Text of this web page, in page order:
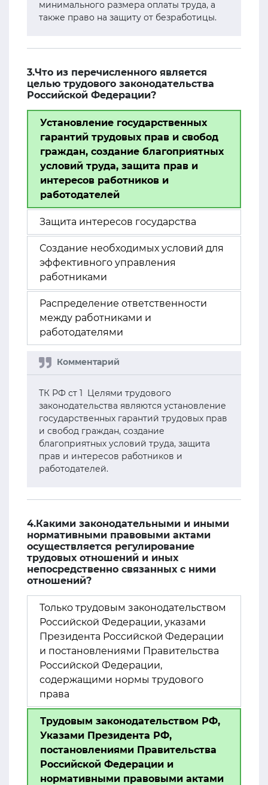
минимального размера оплаты труда, а
также право на защиту от безработицы.
3.Что из перечисленного является
целью трудового законодательства
Российской Федерации?
Установление государственных
гарантий трудовых прав и свобод
граждан, создание благоприятных
условий труда, защита прав и
интересов работников и
работодателей
Защита интересов государства
Создание необходимых условий для
эффективного управления
работниками
Распределение ответственности
между работниками и
работодателями
ТК РФ ст 1 Целями трудового
законодательства являются установление
государственных гарантий трудовых прав
и свобод граждан, создание
благоприятных условий труда, защита
прав и интересов работников и
работодателей.
4.Какими законодательными и иными
нормативными правовыми актами
осуществляется регулирование
трудовых отношений и иных
непосредственно связанных с ними
отношений?
Только трудовым законодательством
Российской Федерации, указами
Президента Российской Федерации
и постановлениями Правительства
Российской Федерации,
содержащими нормы трудового
права
Трудовым законодательством РФ,
Указами Президента РФ,
постановлениями Правительства
Российской Федерации и
нормативными правовыми актами